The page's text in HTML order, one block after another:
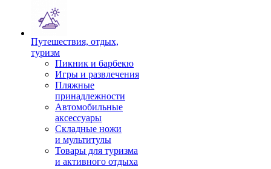
Путешествия, отдых,
туризм
Пикник и барбекю
Игры и развлечения
Пляжные
принадлежности
Автомобильные
аксессуары
Складные ножи
и мультитулы
Товары для туризма
и активного отдыха